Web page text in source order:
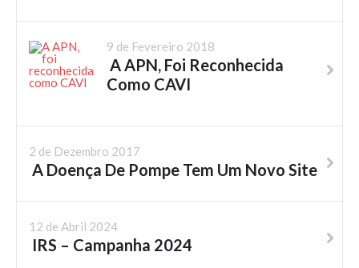
9 de Fevereiro 2018
A APN, Foi Reconhecida
Como CAVI
2 de Dezembro 2017
A Doença De Pompe Tem Um Novo Site
12 de Abril 2024
IRS – Campanha 2024